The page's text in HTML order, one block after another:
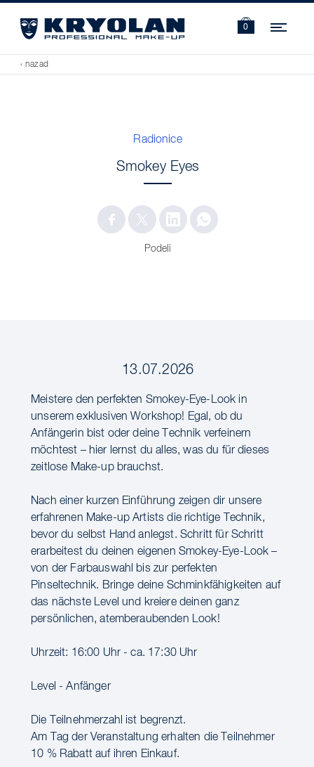
0
‹ nazad
Radionice
Smokey Eyes
Podeli
13.07.2026
Meistere den perfekten Smokey-Eye-Look in
unserem exklusiven Workshop! Egal, ob du
Anfängerin bist oder deine Technik verfeinern
möchtest – hier lernst du alles, was du für dieses
zeitlose Make-up brauchst.
Nach einer kurzen Einführung zeigen dir unsere
erfahrenen Make-up Artists die richtige Technik,
bevor du selbst Hand anlegst. Schritt für Schritt
erarbeitest du deinen eigenen Smokey-Eye-Look –
von der Farbauswahl bis zur perfekten
Pinseltechnik. Bringe deine Schminkfähigkeiten auf
das nächste Level und kreiere deinen ganz
persönlichen, atemberaubenden Look!
Uhrzeit: 16:00 Uhr - ca. 17:30 Uhr
Level - Anfänger
Die Teilnehmerzahl ist begrenzt.
Am Tag der Veranstaltung erhalten die Teilnehmer
10 % Rabatt auf ihren Einkauf.